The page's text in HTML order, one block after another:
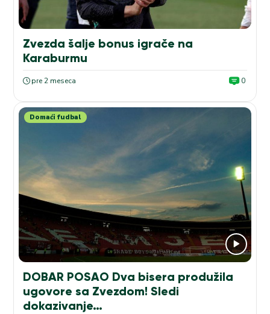
Zvezda šalje bonus igrače na
Karaburmu
pre 2 meseca 0
Domaći fudbal
DOBAR POSAO Dva bisera produžila
ugovore sa Zvezdom! Sledi
dokazivanje…